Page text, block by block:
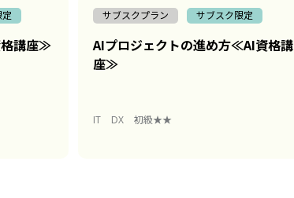
定
講座≫
サブスクプラン サブスク限定
AIプロジェクトの進め方≪AI資格講
座≫
IT DX 初級★★